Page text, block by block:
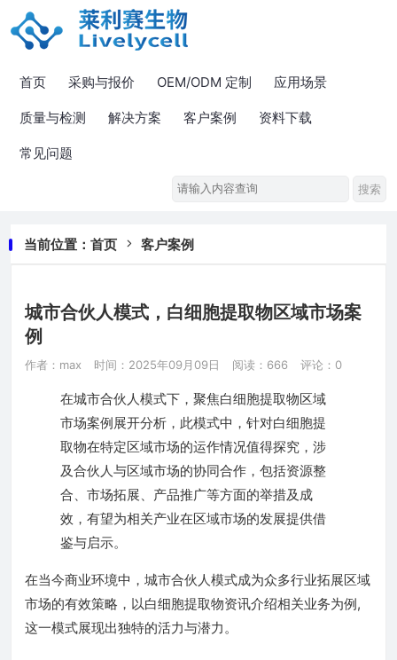
首页 采购与报价 OEM/ODM 定制 应用场景
质量与检测 解决方案 客户案例 资料下载
常见问题
当前位置： 首页 客户案例
城市合伙人模式，白细胞提取物区域市场案
例
作者：max 时间：2025年09月09日 阅读：666 评论：0
在城市合伙人模式下，聚焦白细胞提取物区域
市场案例展开分析，此模式中，针对白细胞提
取物在特定区域市场的运作情况值得探究，涉
及合伙人与区域市场的协同合作，包括资源整
合、市场拓展、产品推广等方面的举措及成
效，有望为相关产业在区域市场的发展提供借
鉴与启示。
在当今商业环境中，城市合伙人模式成为众多行业拓展区域
市场的有效策略，以白细胞提取物资讯介绍相关业务为例,
这一模式展现出独特的活力与潜力。